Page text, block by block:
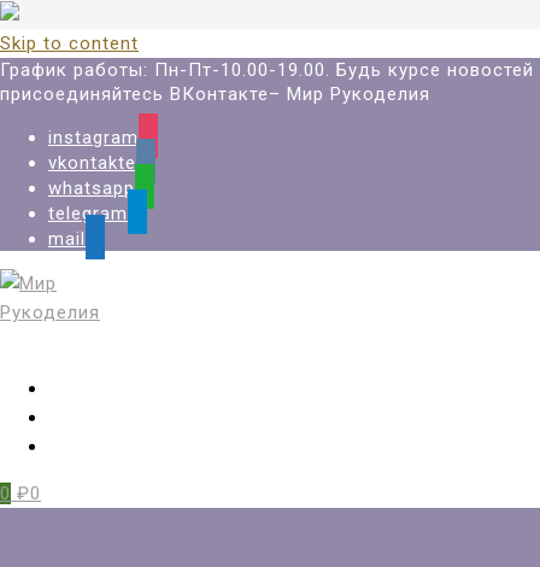
Skip to content
График работы: Пн-Пт-10.00-19.00. Будь курсе новостей
присоединяйтесь ВКонтакте– Мир Рукоделия
instagram
vkontakte
whatsapp
telegram
mail
0 ₽0